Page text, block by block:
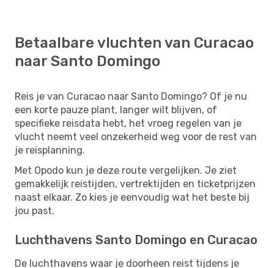
Betaalbare vluchten van Curacao
naar Santo Domingo
Reis je van Curacao naar Santo Domingo? Of je nu
een korte pauze plant, langer wilt blijven, of
specifieke reisdata hebt, het vroeg regelen van je
vlucht neemt veel onzekerheid weg voor de rest van
je reisplanning.
Met Opodo kun je deze route vergelijken. Je ziet
gemakkelijk reistijden, vertrektijden en ticketprijzen
naast elkaar. Zo kies je eenvoudig wat het beste bij
jou past.
Luchthavens Santo Domingo en Curacao
De luchthavens waar je doorheen reist tijdens je